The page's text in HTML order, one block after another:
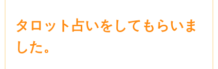
タロット占いをしてもらいま
した。